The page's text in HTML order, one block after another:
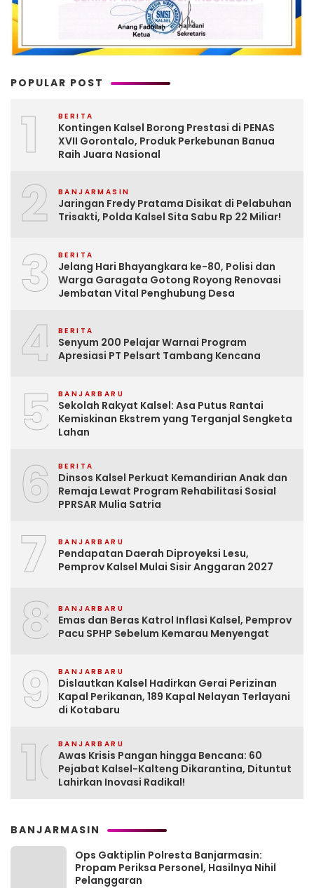
POPULAR POST
1 BERITA
Kontingen Kalsel Borong Prestasi di PENAS
XVII Gorontalo, Produk Perkebunan Banua
Raih Juara Nasional
2 BANJARMASIN
Jaringan Fredy Pratama Disikat di Pelabuhan
Trisakti, Polda Kalsel Sita Sabu Rp 22 Miliar!
3 BERITA
Jelang Hari Bhayangkara ke-80, Polisi dan
Warga Garagata Gotong Royong Renovasi
Jembatan Vital Penghubung Desa
4 BERITA
Senyum 200 Pelajar Warnai Program
Apresiasi PT Pelsart Tambang Kencana
5 BANJARBARU
Sekolah Rakyat Kalsel: Asa Putus Rantai
Kemiskinan Ekstrem yang Terganjal Sengketa
Lahan
6 BERITA
Dinsos Kalsel Perkuat Kemandirian Anak dan
Remaja Lewat Program Rehabilitasi Sosial
PPRSAR Mulia Satria
7 BANJARBARU
Pendapatan Daerah Diproyeksi Lesu,
Pemprov Kalsel Mulai Sisir Anggaran 2027
8 BANJARBARU
Emas dan Beras Katrol Inflasi Kalsel, Pemprov
Pacu SPHP Sebelum Kemarau Menyengat
9 BANJARBARU
Dislautkan Kalsel Hadirkan Gerai Perizinan
Kapal Perikanan, 189 Kapal Nelayan Terlayani
di Kotabaru
10BANJARBARU
Awas Krisis Pangan hingga Bencana: 60
Pejabat Kalsel-Kalteng Dikarantina, Dituntut
Lahirkan Inovasi Radikal!
BANJARMASIN
Ops Gaktiplin Polresta Banjarmasin:
Propam Periksa Personel, Hasilnya Nihil
Pelanggaran